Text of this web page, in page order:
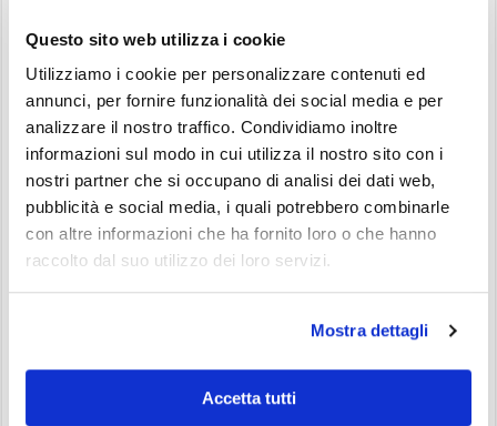
Questo sito web utilizza i cookie
Utilizziamo i cookie per personalizzare contenuti ed
annunci, per fornire funzionalità dei social media e per
analizzare il nostro traffico. Condividiamo inoltre
informazioni sul modo in cui utilizza il nostro sito con i
nostri partner che si occupano di analisi dei dati web,
pubblicità e social media, i quali potrebbero combinarle
con altre informazioni che ha fornito loro o che hanno
raccolto dal suo utilizzo dei loro servizi.
Mostra dettagli
Accetta tutti
Garanzia
Tutti i prodotti fabbricati da Technypools sono corredati dalla
Garanzia del fabbricante, variabile di estensione a seconda dei
modelli e che arriva, per le vasche piu’ importanti, sino a 15 anni dalla
data di acquisto. Si tratta di una garanzia con Formula Limited pro-
rate, con una parte fissa a copertura totale.
Per i modelliCalifornia: Garanzia a copertura integrale sui primi due
anni e parziale fino a 15 anni
ISO 9002 adottata alla Technypools, viene corredato dal certificato
Sei indeciso su quale piscina scegliere? Vuoi ulteriori
informazioni o offerte?